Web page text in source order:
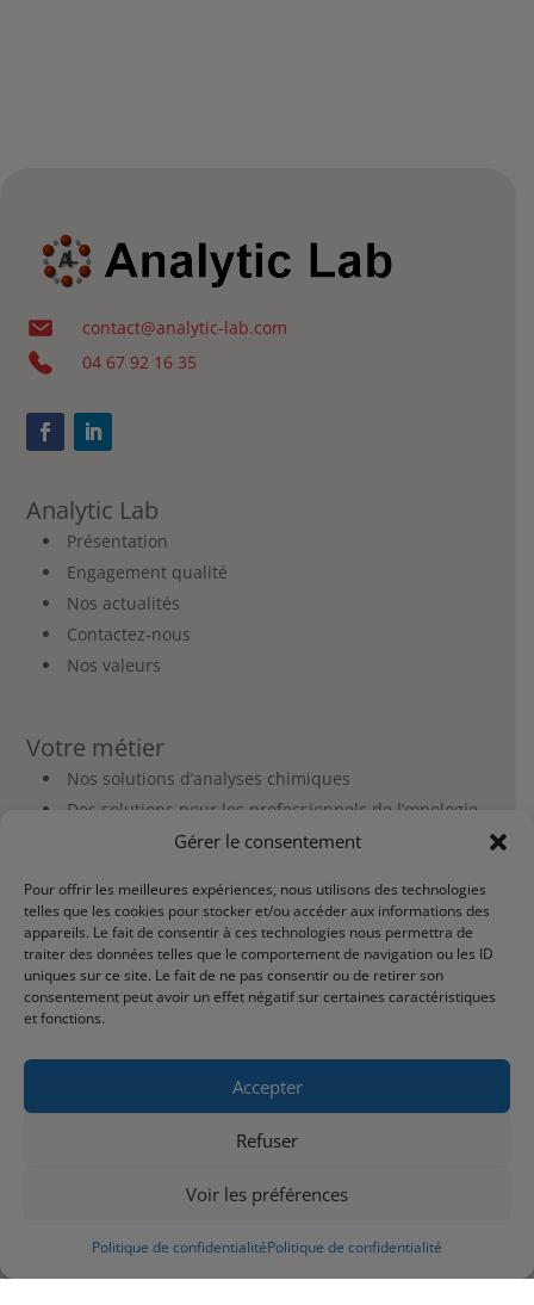
Gérer le consentement
Pour offrir les meilleures expériences, nous utilisons des technologies
telles que les cookies pour stocker et/ou accéder aux informations des
appareils. Le fait de consentir à ces technologies nous permettra de
traiter des données telles que le comportement de navigation ou les ID
uniques sur ce site. Le fait de ne pas consentir ou de retirer son
consentement peut avoir un effet négatif sur certaines caractéristiques
et fonctions.
Accepter
Refuser
Voir les préférences
Politique de confidentialitéPolitique de confidentialité
contact@analytic-lab.com
04 67 92 16 35
Analytic Lab
Présentation
Engagement qualité
Nos actualités
Contactez-nous
Nos valeurs
Votre métier
Nos solutions d’analyses chimiques
Des solutions pour les professionnels de l’œnologie
Nos produits et services
Produits chimiques
Matériels & consommables
Promotions
Nos marques distribuées
Date de péremption en laboratoire
Référencement produits
Espace client et commande
Mon panier
Mes commandes